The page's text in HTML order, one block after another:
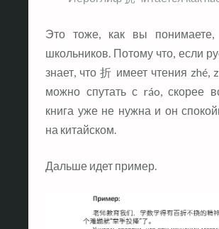
Это тоже, как вы понимаете,
школьников. Потому что, если
знает, что 折 имеет чтения zhé,
можно спутать с ráo, скорее
книга уже не нужна и он
на китайском.
Дальше идет пример.